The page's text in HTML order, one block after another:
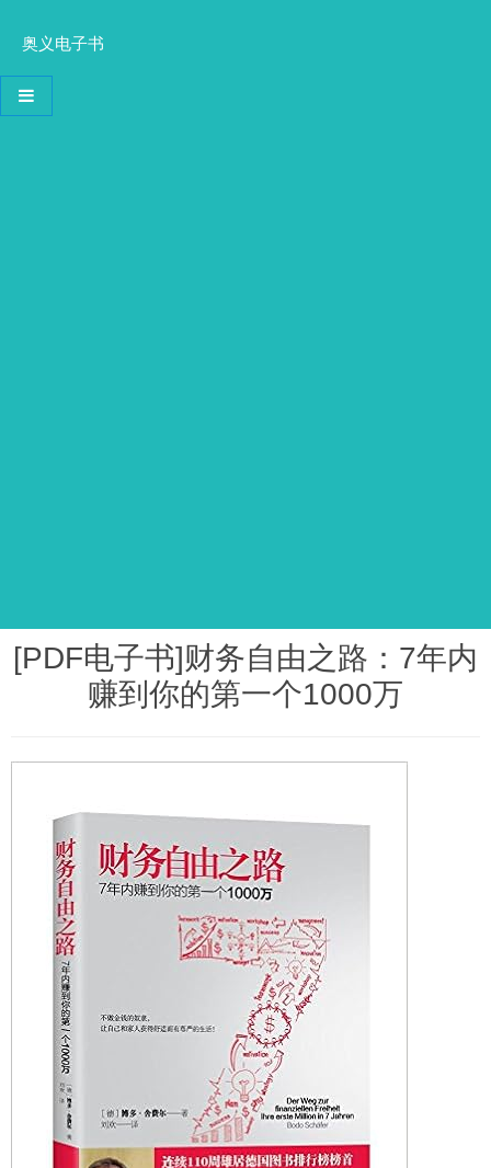
奥义电子书
导航切换
[PDF电子书]财务自由之路：7年内
赚到你的第一个1000万